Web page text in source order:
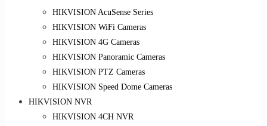
HIKVISION AcuSense Series
HIKVISION WiFi Cameras
HIKVISION 4G Cameras
HIKVISION Panoramic Cameras
HIKVISION PTZ Cameras
HIKVISION Speed Dome Cameras
HIKVISION NVR
HIKVISION 4CH NVR